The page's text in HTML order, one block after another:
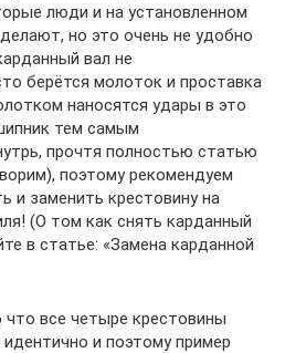
люди и на установленном
но это очень не удобно
вал не
берётся молоток и проставка
наносятся удары в это
тем самым
прочтя полностью статью
поэтому рекомендуем
и заменить крестовину на
(О том как снять карданный
в статье: «Замена карданной
все четыре крестовины
и поэтому пример